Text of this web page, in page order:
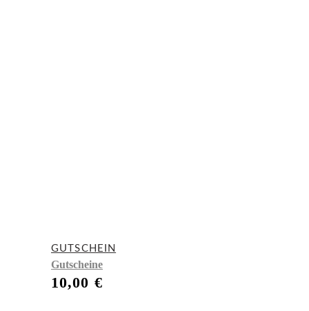
GUTSCHEIN
Gutscheine
10,00 €